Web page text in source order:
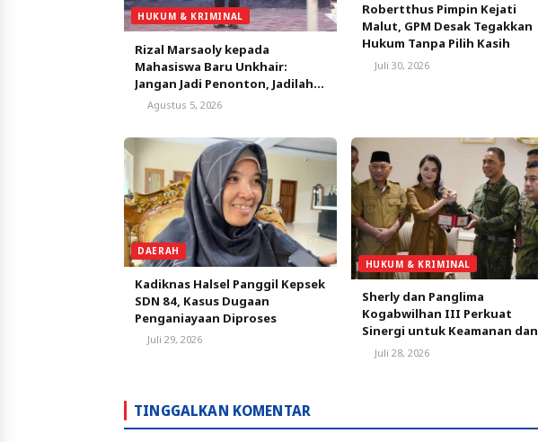
HUKUM & KRIMINAL
Rizal Marsaoly kepada
Mahasiswa Baru Unkhair:
Jangan Jadi Penonton, Jadilah
Penggerak Masa Depan
Agustus 5, 2026
Robertthus Pimpin Kejati
Malut, GPM Desak Tegakkan
Hukum Tanpa Pilih Kasih
Juli 30, 2026
DAERAH
Kadiknas Halsel Panggil Kepsek
SDN 84, Kasus Dugaan
Penganiayaan Diproses
Juli 29, 2026
HUKUM & KRIMINAL
Sherly dan Panglima
Kogabwilhan III Perkuat
Sinergi untuk Keamanan dan
Pembangunan Malut
Juli 28, 2026
TINGGALKAN KOMENTAR